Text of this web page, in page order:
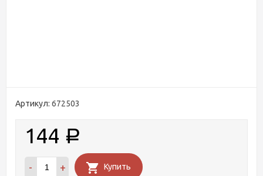
Артикул: 672503
144 Р
- + Купить